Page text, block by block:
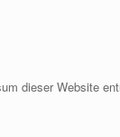
dieser Website